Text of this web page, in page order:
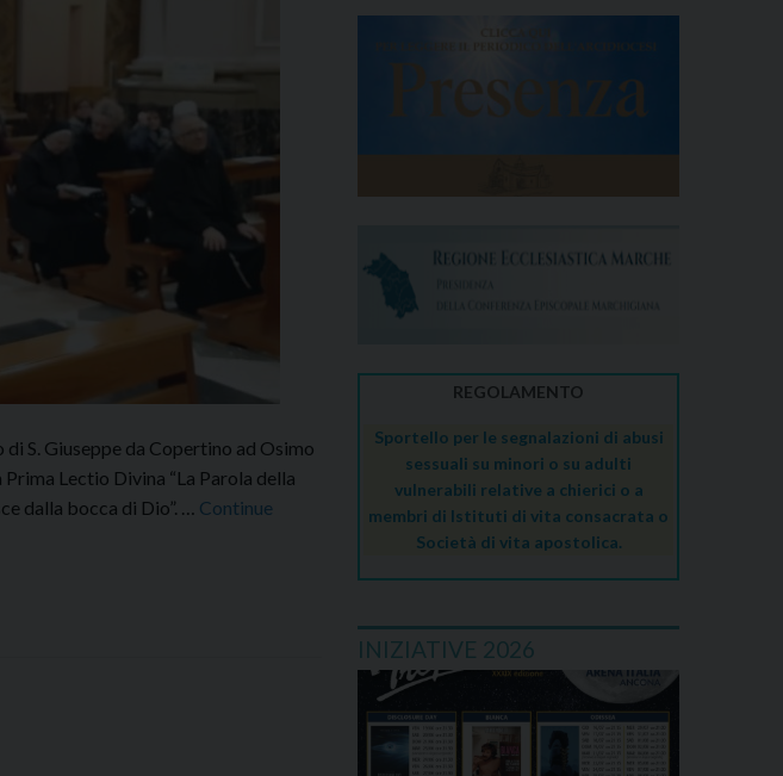
S. Giuseppe da Copertino ad Osimo
Lectio Divina “La Parola della
dalla bocca di Dio”. … Continue
REGOLAMENTO
Sportello per le segnalazioni di abusi
sessuali su minori o su adulti
vulnerabili relative a chierici o a
membri di Istituti di vita consacrata o
Società di vita apostolica.
INIZIATIVE 2026